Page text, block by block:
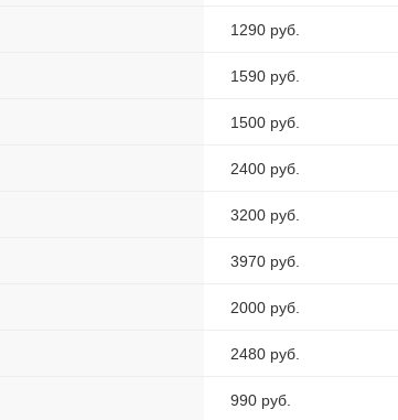
1290 руб.
1590 руб.
1500 руб.
2400 руб.
3200 руб.
3970 руб.
2000 руб.
2480 руб.
990 руб.